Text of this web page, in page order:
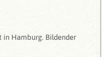
in Hamburg. Bildender